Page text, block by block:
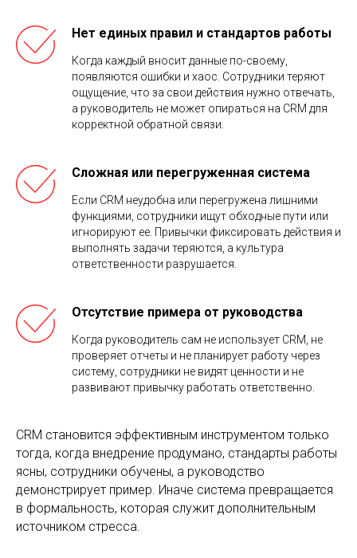
Нет единых правил и стандартов работы
Когда каждый вносит данные по-своему,
появляются ошибки и хаос. Сотрудники теряют
ощущение, что за свои действия нужно отвечать,
а руководитель не может опираться на CRM для
корректной обратной связи.
Сложная или перегруженная система
Если CRM неудобна или перегружена лишними
функциями, сотрудники ищут обходные пути или
игнорируют ее. Привычки фиксировать действия и
выполнять задачи теряются, а культура
ответственности разрушается.
Отсутствие примера от руководства
Когда руководитель сам не использует CRM, не
проверяет отчеты и не планирует работу через
систему, сотрудники не видят ценности и не
развивают привычку работать ответственно.
CRM становится эффективным инструментом только
тогда, когда внедрение продумано, стандарты работы
ясны, сотрудники обучены, а руководство
демонстрирует пример. Иначе система превращается
в формальность, которая служит дополнительным
источником стресса.